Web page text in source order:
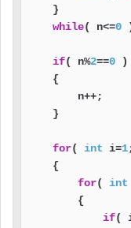
    }
while( n<=0
if( n%2==0 )
    {
        n++;
    }
for( int i=1
    {
for( int
        {
if(